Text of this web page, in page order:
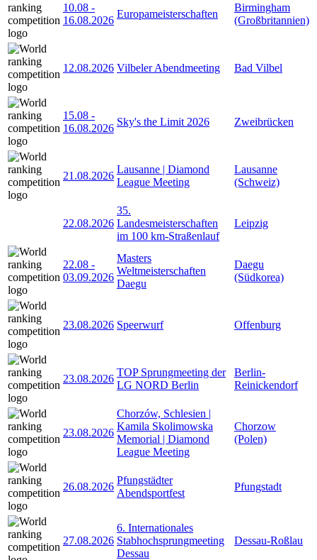
10.08 -
16.08.2026
Europameisterschaften
Birmingham
(Großbritannien)
12.08.2026 Vilbeler Abendmeeting Bad Vilbel
15.08 -
16.08.2026
Sky's the Limit 2026 Zweibrücken
21.08.2026
Lausanne | Diamond
League Meeting
Lausanne
(Schweiz)
22.08.2026
35.
Landesmeisterschaften
im 100 km-Straßenlauf
Leipzig
22.08 -
03.09.2026
Masters
Weltmeisterschaften
Daegu
Daegu
(Südkorea)
23.08.2026 Speerwurf Offenburg
23.08.2026
TOP Sprungmeeting der
LG NORD Berlin
Berlin-
Reinickendorf
23.08.2026
Chorzów, Schlesien |
Kamila Skolimowska
Memorial | Diamond
League Meeting
Chorzow
(Polen)
26.08.2026
Pfungstädter
Abendsportfest
Pfungstadt
27.08.2026
6. Internationales
Stabhochsprungmeeting
Dessau
Dessau-Roßlau